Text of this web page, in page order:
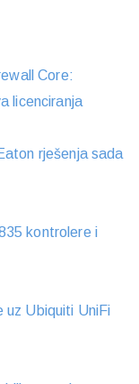
Core:
licenciranja
rješenja sada
kontrolere i
uz Ubiquiti UniFi